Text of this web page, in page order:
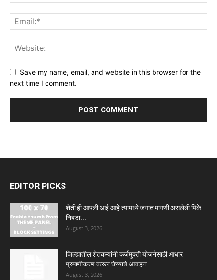
Save my name, email, and website in this browser for the
next time I comment.
EDITOR PICKS
शेती ही आपली आई आहे त्यामध्ये जगात मागणी असलेली पिके
निवडा...
August 3, 2026
जिल्ह्यातील शेतकऱ्यांनी कर्जमुक्ती योजनेसाठी आधार
प्रमाणीकरण करून घेण्याचे आवाहन
August 3, 2026